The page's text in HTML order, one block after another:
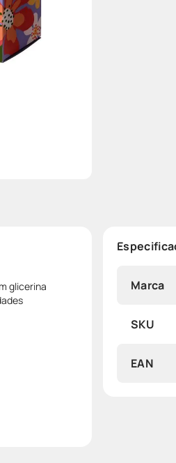
glicerina
Marca
SKU
EAN